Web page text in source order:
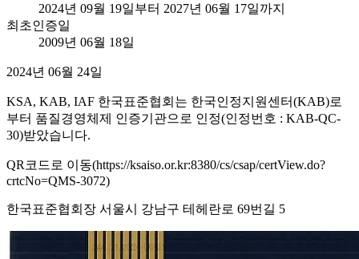
2024년 09월 19일부터 2027년 06월 17일까지
최초인증일
2009년 06월 18일
2024년 06월 24일
KSA, KAB, IAF 한국표준협회는 한국인정지원센터(KAB)로
부터 품질경영체제 인증기관으로 인정(인정번호 : KAB-QC-
30)받았습니다.
QR코드로 이동(https://ksaiso.or.kr:8380/cs/csap/certView.do?
crtcNo=QMS-3072)
한국표준협회장 서울시 강남구 테헤란로 69번길 5